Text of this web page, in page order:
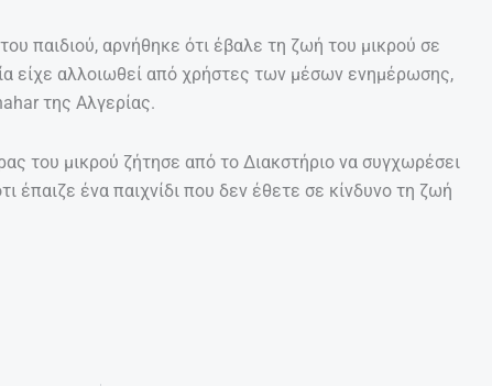
παιδιού, αρνήθηκε ότι έβαλε τη ζωή του μικρού σε
είχε αλλοιωθεί από χρήστες των μέσων ενημέρωσης,
της Αλγερίας.
του μικρού ζήτησε από το Διακστήριο να συγχωρέσει
έπαιζε ένα παιχνίδι που δεν έθετε σε κίνδυνο τη ζωή